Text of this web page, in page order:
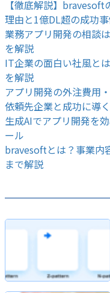
【徹底解説】
理由と1億DL超の成功
業務アプリ開発の相談
を解説
IT企業の面白い社風と
を解説
アプリ開発の外注費用
依頼先企業と成功に導
生成AIでアプリ開発を
ール
bravesoftとは？事業内
まで解説